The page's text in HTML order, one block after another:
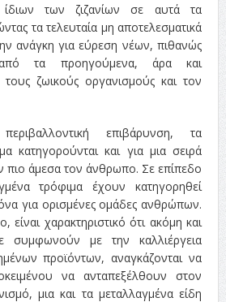
ίδιων των ζιζανίων σε αυτά τα
τα τελευταία μη αποτελεσματικά
ανάγκη για εύρεση νέων, πιθανώς
από τα προηγούμενα, άρα και
ζωικούς οργανισμούς και τον
επιβάρυνση, τα
κατηγορούνται και για μια σειρά
άμεσα τον άνθρωπο. Σε επίπεδο
τρόφιμα έχουν κατηγορηθεί
για ορισμένες ομάδες ανθρώπων.
είναι χαρακτηριστικό ότι ακόμη και
συμφωνούν με την καλλιέργεια
προϊόντων, αναγκάζονται να
να ανταπεξέλθουν στον
μια και τα μεταλλαγμένα είδη